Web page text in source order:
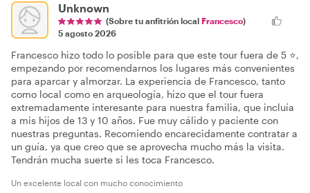
Unknown
(Sobre tu anfitrión local Francesco)
5 agosto 2026
Francesco hizo todo lo posible para que este tour fuera de 5 ⭐️,
empezando por recomendarnos los lugares más convenientes
para aparcar y almorzar. La experiencia de Francesco, tanto
como local como en arqueología, hizo que el tour fuera
extremadamente interesante para nuestra familia, que incluía
a mis hijos de 13 y 10 años. Fue muy cálido y paciente con
nuestras preguntas. Recomiendo encarecidamente contratar a
un guía, ya que creo que se aprovecha mucho más la visita.
Tendrán mucha suerte si les toca Francesco.
Un excelente local con mucho conocimiento